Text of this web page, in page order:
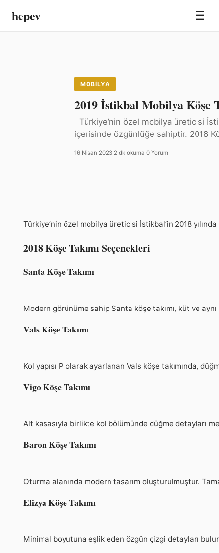
hepev ☰
MOBILYA
2019 İstikbal Mobilya Köşe
Türkiye’nin özel mobilya üreticisi
içerisinde özgünlüğe sahiptir. 2018
16 Nisan 2023 2 dk okuma 0 Yorum
Türkiye’nin özel mobilya üreticisi İstikbal’in 2018
2018 Köşe Takımı Seçenekleri
Santa Köşe Takımı
Modern görünüme sahip Santa köşe takımı, küt ve
Vals Köşe Takımı
Kol yapısı P olarak ayarlanan Vals köşe takımında,
Vigo Köşe Takımı
Alt kasasıyla birlikte kol bölümünde düğme detayları
Baron Köşe Takımı
Oturma alanında modern tasarım oluşturulmuştur.
Elizya Köşe Takımı
Minimal boyutuna eşlik eden özgün çizgi detayları